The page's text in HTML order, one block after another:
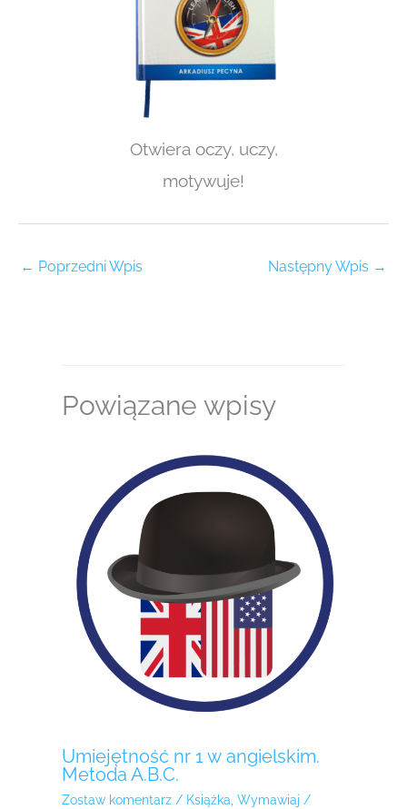
Otwiera oczy, uczy,
motywuje!
← Poprzedni Wpis Następny Wpis →
Powiązane wpisy
Umiejętność nr 1 w angielskim.
Metoda A.B.C.
Zostaw komentarz / Książka Wymawiaj /